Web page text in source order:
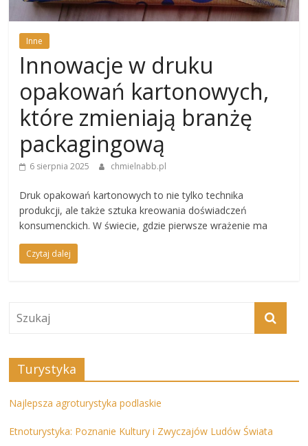
Inne
Innowacje w druku
opakowań kartonowych,
które zmieniają branżę
packagingową
6 sierpnia 2025 chmielnabb.pl
Druk opakowań kartonowych to nie tylko technika
produkcji, ale także sztuka kreowania doświadczeń
konsumenckich. W świecie, gdzie pierwsze wrażenie ma
Czytaj dalej
Turystyka
Najlepsza agroturystyka podlaskie
Etnoturystyka: Poznanie Kultury i Zwyczajów Ludów Świata